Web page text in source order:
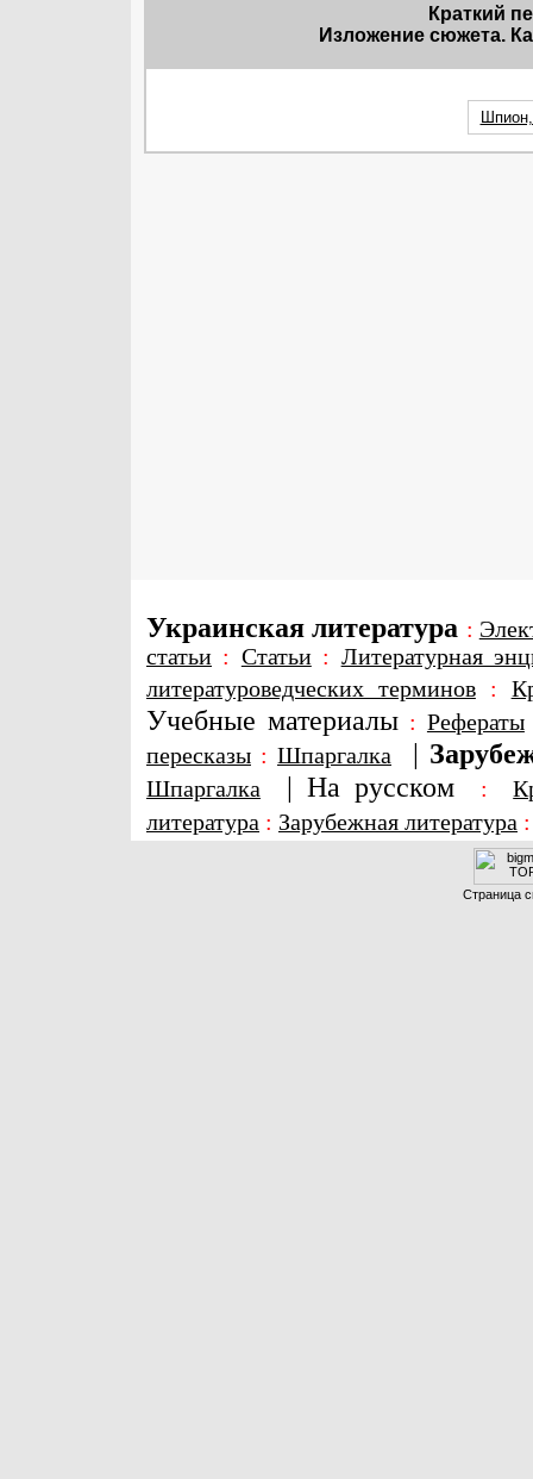
Краткий
Изложение сюжета.
Украинская литература :
статьи : Статьи: Литературная
литературоведческих терминов:
Учебные материалы : Рефераты
пересказы : Шпаргалка |
Шпаргалка | На русском :
литература : Зарубежная литература
Страница